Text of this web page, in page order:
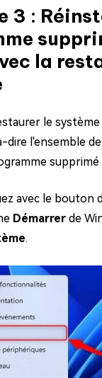
3 :
la
le
dire l'ensemble
supprimé
avec le bouton
Démarrer de
.